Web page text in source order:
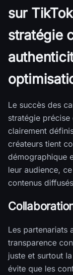
sur
stratégie
Le succès des
stratégie
clairement
créateurs tient
démographique
leur audience,
contenus
Les partenariats
transparence
juste et surtout
évite que les